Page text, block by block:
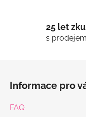
25 let
s
Informace pro
FAQ